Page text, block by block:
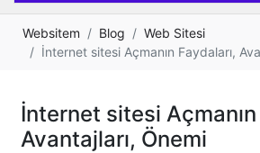
Websitem Blog
Web Sitesi
İnternet sitesi Açmanın Faydaları,
İnternet sitesi Açmanın
Avantajları, Önemi